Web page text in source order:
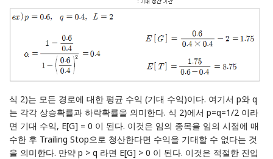
식 2)는 모든 경로에 대한 평균 수익 (기대 수익)이다. 여기서 p와 q
는 각각 상승확률과 하락확률을 의미한다. 식 2)에서 p=q=1/2 이라
면 기대 수익, E[G] = 0 이 된다. 이것은 임의 종목을 임의 시점에 매
수한 후 Trailing Stop으로 청산한다면 수익을 기대할 수 없다는 것
을 의미한다. 만약 p > q 라면 E[G] > 0 이 된다. 이것은 적절한 진입